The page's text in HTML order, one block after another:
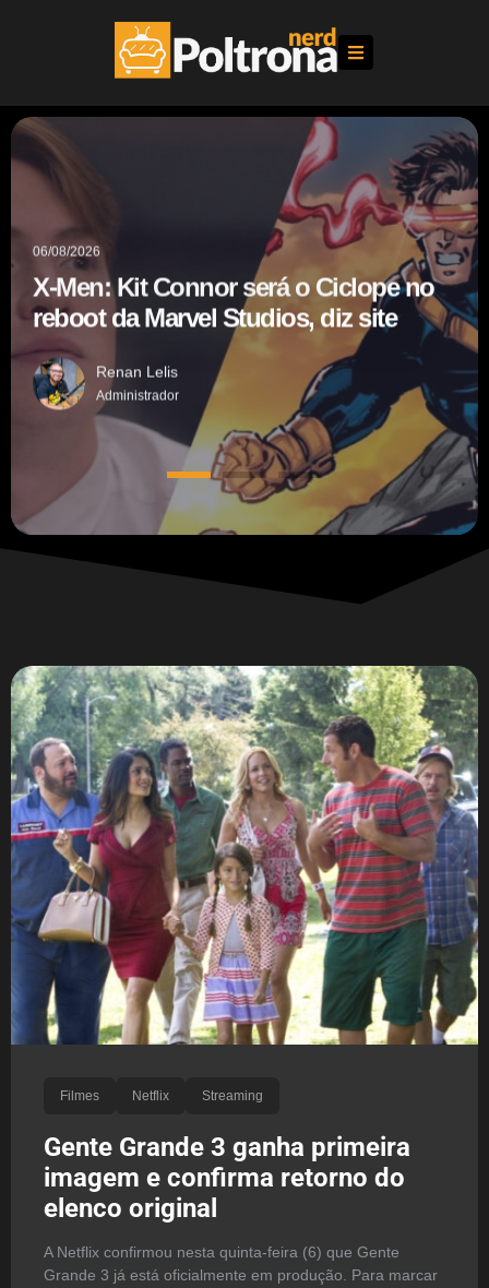
mais intensa na
nossas
será o Ciclope no
diz site
04/08/2026
Homem-Aranha: Um Novo Dia se
torna a maior estreia de todos os
tempos no Brasil
Renan Lelis
Administrador
Lioness retorna
3ª temporada;
primeiras impressões
X-Men: Kit Connor
reboot da Marvel
Filmes Netflix Streaming
Gente Grande 3 ganha primeira
imagem e confirma retorno do
elenco original
A Netflix confirmou nesta quinta-feira (6) que Gente
Grande 3 já está oficialmente em produção. Para marcar